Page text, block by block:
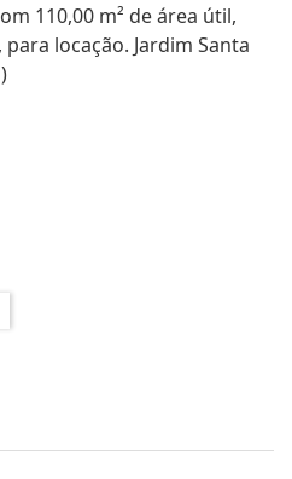
110,00 m² de área útil,
locação. Jardim Santa